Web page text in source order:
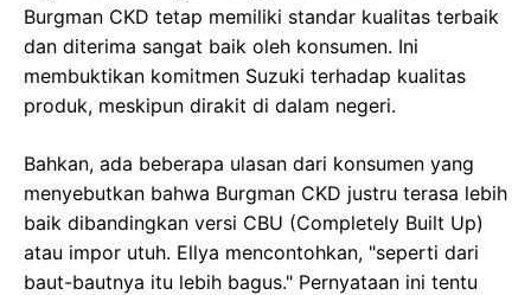
Burgman CKD tetap memiliki standar kualitas terbaik
dan diterima sangat baik oleh konsumen. Ini
membuktikan komitmen Suzuki terhadap kualitas
produk, meskipun dirakit di dalam negeri.
Bahkan, ada beberapa ulasan dari konsumen yang
menyebutkan bahwa Burgman CKD justru terasa lebih
baik dibandingkan versi CBU (Completely Built Up)
atau impor utuh. Ellya mencontohkan, "seperti dari
baut-bautnya itu lebih bagus." Pernyataan ini tentu